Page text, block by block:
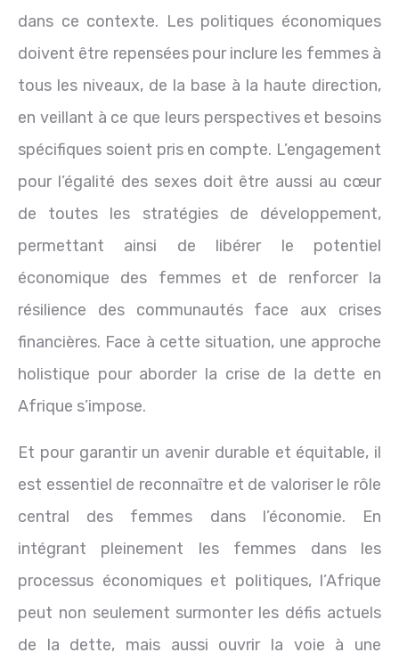
dans ce contexte. Les politiques économiques
doivent être repensées pour inclure les femmes à
tous les niveaux, de la base à la haute direction,
en veillant à ce que leurs perspectives et besoins
spécifiques soient pris en compte. L’engagement
pour l’égalité des sexes doit être aussi au cœur
de toutes les stratégies de développement,
permettant ainsi de libérer le potentiel
économique des femmes et de renforcer la
résilience des communautés face aux crises
financières. Face à cette situation, une approche
holistique pour aborder la crise de la dette en
Afrique s’impose.
Et pour garantir un avenir durable et équitable, il
est essentiel de reconnaître et de valoriser le rôle
central des femmes dans l’économie. En
intégrant pleinement les femmes dans les
processus économiques et politiques, l’Afrique
peut non seulement surmonter les défis actuels
de la dette, mais aussi ouvrir la voie à une